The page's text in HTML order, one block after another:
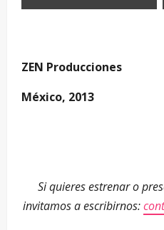
ZEN Producciones
México, 2013
Si quieres estrenar o
invitamos a escribirnos: